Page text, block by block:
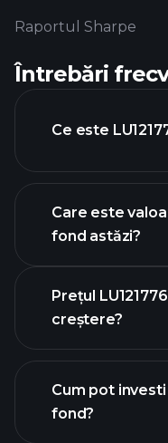
Raportul Sharpe
Întrebări
Ce este
Care este
fond astăzi?
Prețul
creștere?
Cum pot investi
fond?